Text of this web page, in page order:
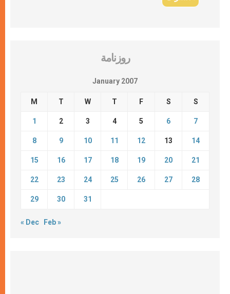
روزنامة
January 2007
M T W T F S S
1 2 3 4 5 6 7
8 9 10 11 12 13 14
15 16 17 18 19 20 21
22 23 24 25 26 27 28
29 30 31
« Dec Feb »